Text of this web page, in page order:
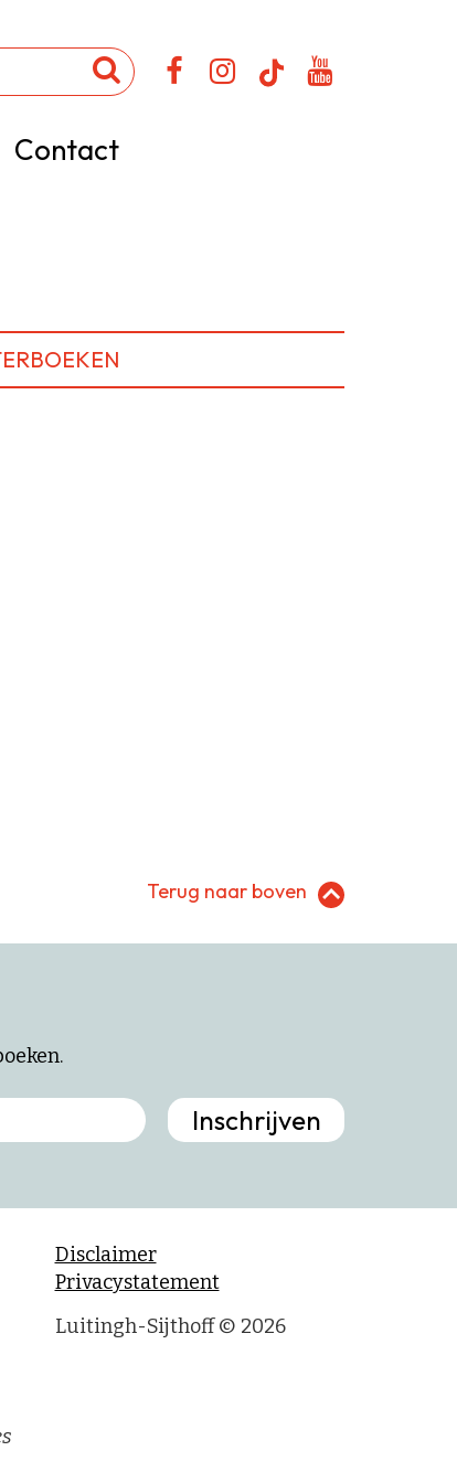
Contact
Terug naar boven
Disclaimer
Privacystatement
Luitingh-Sijthoff © 2026